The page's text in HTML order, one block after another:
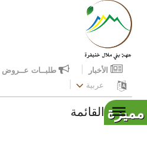
الأخبار طلبــات عــروض
عربية
القائمة مميزة